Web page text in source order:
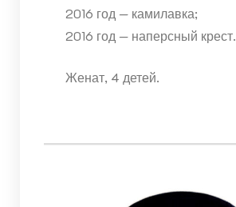
2016 год — камилавка;
2016 год — наперсный крест.
Женат, 4 детей.